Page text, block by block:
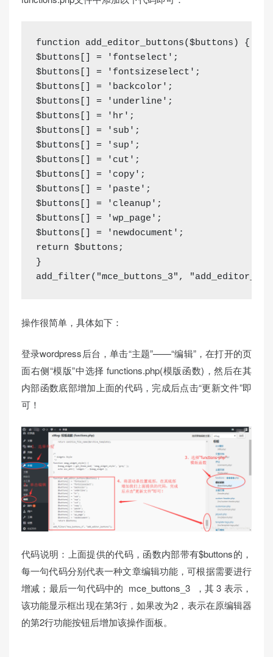
function add_editor_buttons($buttons) {
$buttons[] = 'fontselect';
$buttons[] = 'fontsizeselect';
$buttons[] = 'backcolor';
$buttons[] = 'underline';
$buttons[] = 'hr';
$buttons[] = 'sub';
$buttons[] = 'sup';
$buttons[] = 'cut';
$buttons[] = 'copy';
$buttons[] = 'paste';
$buttons[] = 'cleanup';
$buttons[] = 'wp_page';
$buttons[] = 'newdocument';
return $buttons;
}
add_filter("mce_buttons_3",
操作很简单，具体如下：
登录wordpress后台，单击“主题”——“编辑”，在打开的页
面右侧“模版”中选择 functions.php(模版函数)，然后在其
内部函数底部增加上面的代码，完成后点击“更新文件”即
可！
代码说明：上面提供的代码，函数内部带有$buttons的，
每一句代码分别代表一种文章编辑功能，可根据需要进行
增减；最后一句代码中的 mce_buttons_3 ，其 3 表示，
该功能显示框出现在第3行，如果改为2，表示在原编辑器
的第2行功能按钮后增加该操作面板。